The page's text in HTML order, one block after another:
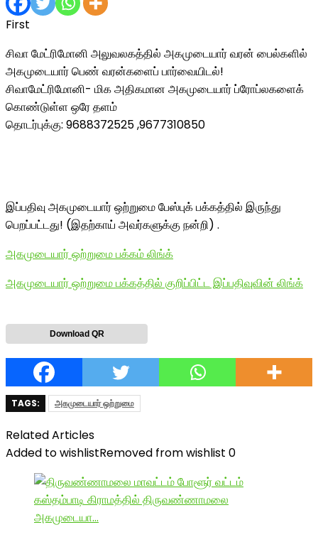
First
சிவா மேட்ரிமோனி அலுவலகத்தில் அகமுடையார் வரன் பைல்களில்
அகமுடையார் பெண் வரன்களைப் பார்வையிடல்!
சிவாமேட்ரிமோனி- மிக அதிகமான அகமுடையார் ப்ரோப்லகளைக்
கொண்டுள்ள ஒரே தளம்
தொடர்புக்கு: 9688372525 ,9677310850
இப்பதிவு அகமுடையார் ஒற்றுமை பேஸ்புக் பக்கத்தில் இருந்து
பெறப்பட்டது! (இதற்காய் அவர்களுக்கு நன்றி) .
அகமுடையார் ஒற்றுமை பக்கம் லிங்க்
அகமுடையார் ஒற்றுமை பக்கத்தில் குறிப்பிட்ட இப்பதிவுவின் லிங்க்
Download QR
TAGS: அகமுடையார் ஒற்றுமை
Related Articles
Added to wishlistRemoved from wishlist 0